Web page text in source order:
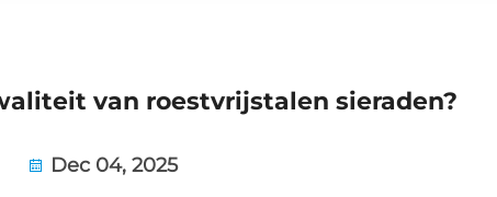
van roestvrijstalen sieraden?
Dec 04, 2025